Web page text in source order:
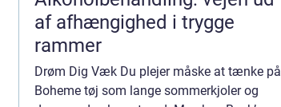
af afhængighed i trygge
rammer
Drøm Dig Væk Du plejer måske at tænke på
Boheme tøj som lange sommerkjoler og